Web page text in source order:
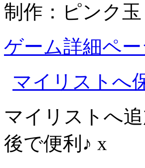
制作：ピンク玉
ゲーム詳細ペ
マイリストへ
マイリストへ
後で便利♪ x